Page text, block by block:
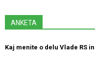
ANKETA
Kaj menite o delu Vlade RS